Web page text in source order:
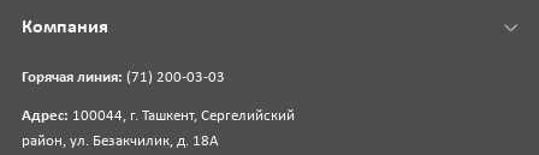
Горячая линия: (71) 200-03-03
Адрес: 100044, г. Ташкент, Сергелийский
район, ул. Безакчилик, д. 18А
Компания